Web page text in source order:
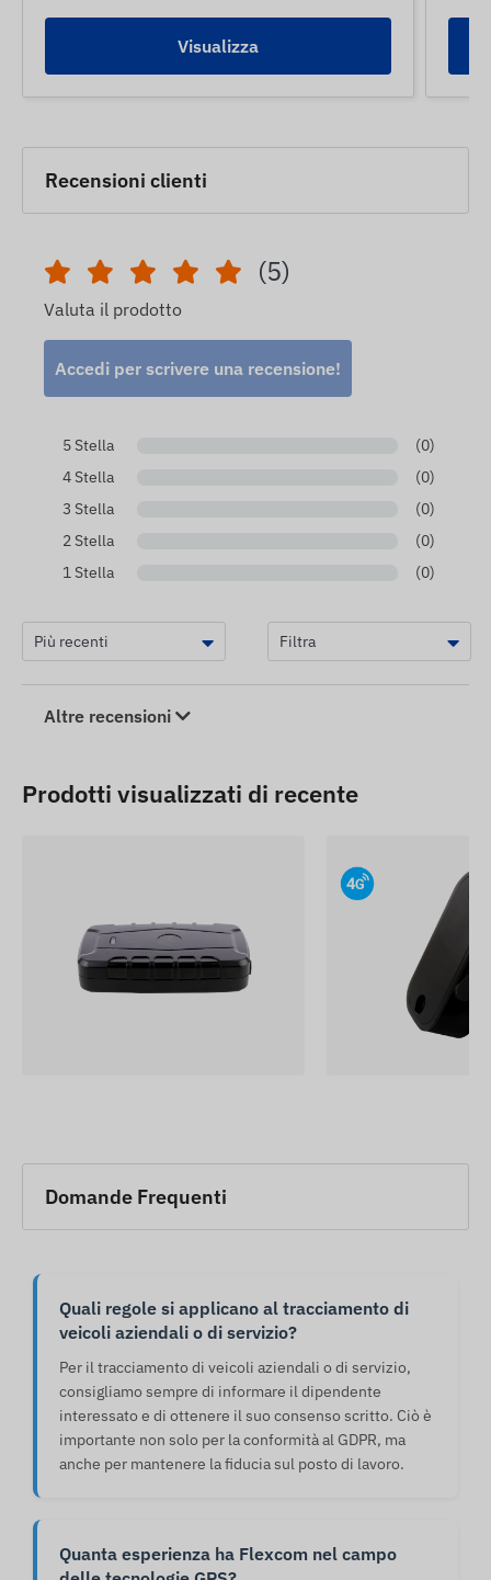
Visualizza
Recensioni clienti
(5)
Valuta il prodotto
Accedi per scrivere una recensione!
5 Stella
(0)
4 Stella
(0)
3 Stella
(0)
2 Stella
(0)
1 Stella
(0)
Altre recensioni
Prodotti visualizzati di recente
Domande Frequenti
Quali regole si applicano al tracciamento di
veicoli aziendali o di servizio?
Per il tracciamento di veicoli aziendali o di servizio,
consigliamo sempre di informare il dipendente
interessato e di ottenere il suo consenso scritto. Ciò è
importante non solo per la conformità al GDPR, ma
anche per mantenere la fiducia sul posto di lavoro.
Quanta esperienza ha Flexcom nel campo